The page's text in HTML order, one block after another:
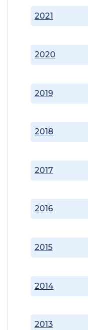
2013
2014
2015
2016
2017
2018
2019
2020
2021